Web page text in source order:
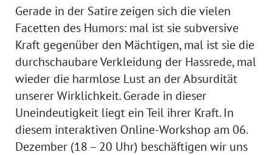
Gerade in der Satire zeigen sich die vielen
Facetten des Humors: mal ist sie subversive
Kraft gegenüber den Mächtigen, mal ist sie die
durchschaubare Verkleidung der Hassrede, mal
wieder die harmlose Lust an der Absurdität
unserer Wirklichkeit. Gerade in dieser
Uneindeutigkeit liegt ein Teil ihrer Kraft. In
diesem interaktiven Online-Workshop am 06.
Dezember (18 – 20 Uhr) beschäftigen wir uns